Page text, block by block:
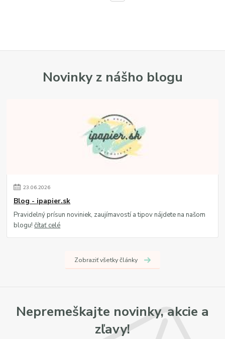
Novinky z nášho blogu
23.06.2026
Blog - ipapier.sk
Pravidelný prísun noviniek, zaujímavostí a tipov nájdete na našom
blogu!čítať celé
Zobraziť všetky články
Nepremeškajte novinky, akcie a
zľavy!